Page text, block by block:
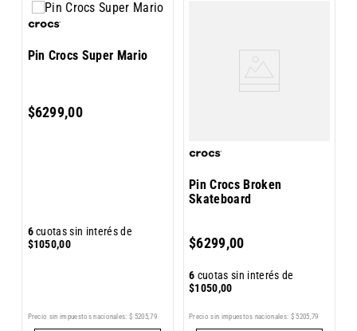
Pin Crocs Super Mario
$6299,00
6cuotas sin interés de
$1050,00
Precio sin impuestos nacionales: $ 5205,79
Pin Crocs Broken
Skateboard
$6299,00
6 cuotas sin interés de
$1050,00
Precio sin impuestos nacionales: $ 5205 79